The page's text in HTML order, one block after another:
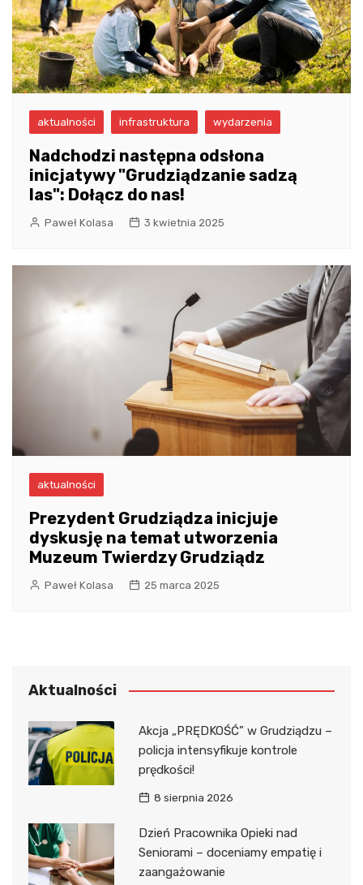
aktualności infrastruktura wydarzenia
Nadchodzi następna odsłona
inicjatywy "Grudziądzanie sadzą
las": Dołącz do nas!
Paweł Kolasa 3 kwietnia 2025
aktualności
Prezydent Grudziądza inicjuje
dyskusję na temat utworzenia
Muzeum Twierdzy Grudziądz
Paweł Kolasa 25 marca 2025
Aktualności
Akcja „PRĘDKOŚĆ” w Grudziądzu –
policja intensyfikuje kontrole
prędkości!
8 sierpnia 2026
Dzień Pracownika Opieki nad
Seniorami – doceniamy empatię i
zaangażowanie